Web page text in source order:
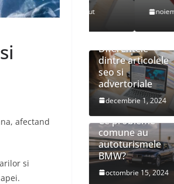
afectand
si
Mircea Ionut noiembrie 15, 2024
Diferentele
dintre articolele
seo si
advertoriale
decembrie 1, 2024
Ce probleme
comune au
autoturismele
BMW?
octombrie 15, 2024